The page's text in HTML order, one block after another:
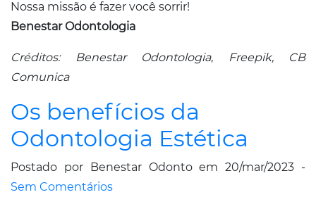
Nossa missão é fazer você sorrir!
Benestar Odontologia
Créditos: Benestar Odontologia,
Freepik, CB
Comunica
Os benefícios da
Odontologia Estética
Postado por Benestar Odonto em 20/mar/2023 -
Sem Comentários